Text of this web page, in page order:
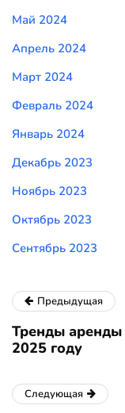
Май 2024
Апрель 2024
Март 2024
Февраль 2024
Январь 2024
Декабрь 2023
Ноябрь 2023
Октябрь 2023
Сентябрь 2023
Предыдущая
Тренды
2025 году
Следующая